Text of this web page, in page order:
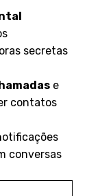
secretas
e
contatos
conversas